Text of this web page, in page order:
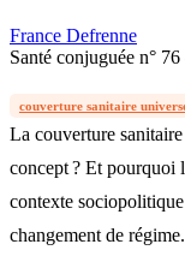
France Defrenne
Santé conjuguée n°
couverture sanitaire
La couverture sanitaire
concept ? Et pourquoi
contexte
changement de